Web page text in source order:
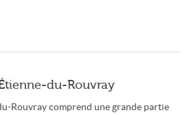
du-Rouvray
Rouvray comprend une grande partie